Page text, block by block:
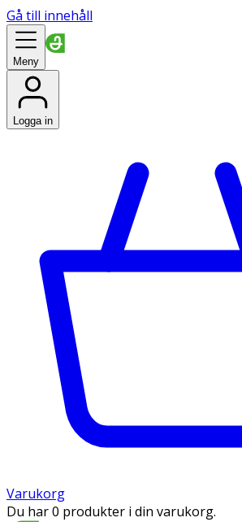
Gå till innehåll
Meny
Logga in
Varukorg
Du har 0 produkter i din varukorg.